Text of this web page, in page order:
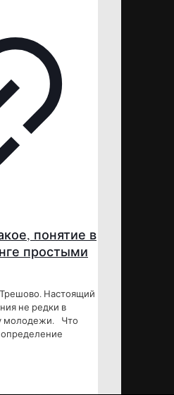
понятие в
простыми
Настоящий
не редки в
молодежи. Что